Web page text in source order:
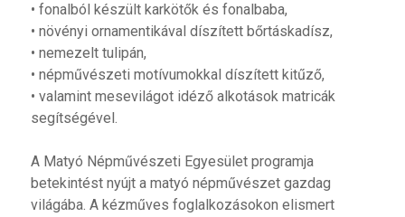
• fonalból készült karkötők és fonalbaba,
• növényi ornamentikával díszített bőrtáskadísz,
• nemezelt tulipán,
• népművészeti motívumokkal díszített kitűző,
• valamint mesevilágot idéző alkotások matricák
segítségével.
A Matyó Népművészeti Egyesület programja
betekintést nyújt a matyó népművészet gazdag
világába. A kézműves foglalkozásokon elismert